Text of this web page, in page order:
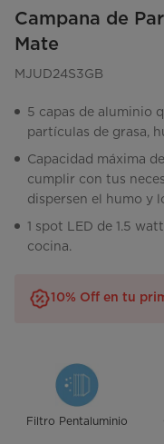
Campana de
Mate
MJUD24S3GB
5 capas de aluminio
partículas de grasa,
Capacidad máxima
cumplir con tus
dispersen el humo y
1 spot LED de 1.5
cocina.
10% Off en tu
Filtro Pentaluminio